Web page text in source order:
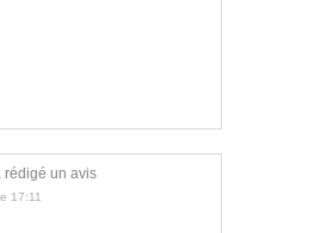
rédigé un avis
17:11